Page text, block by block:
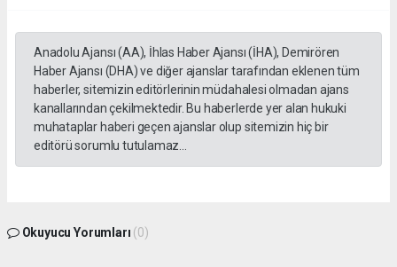
Anadolu Ajansı (AA), İhlas Haber Ajansı (İHA), Demirören
Haber Ajansı (DHA) ve diğer ajanslar tarafından eklenen tüm
haberler, sitemizin editörlerinin müdahalesi olmadan ajans
kanallarından çekilmektedir. Bu haberlerde yer alan hukuki
muhataplar haberi geçen ajanslar olup sitemizin hiç bir
editörü sorumlu tutulamaz...
Okuyucu Yorumları (0)